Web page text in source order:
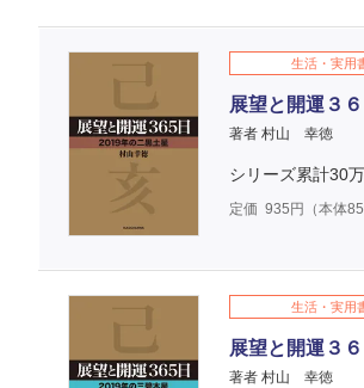
生活・実用
展望と開運３
著者 村山 幸徳
シリーズ累計30
定価 935 円（本体
生活・実用
展望と開運３
著者 村山 幸徳